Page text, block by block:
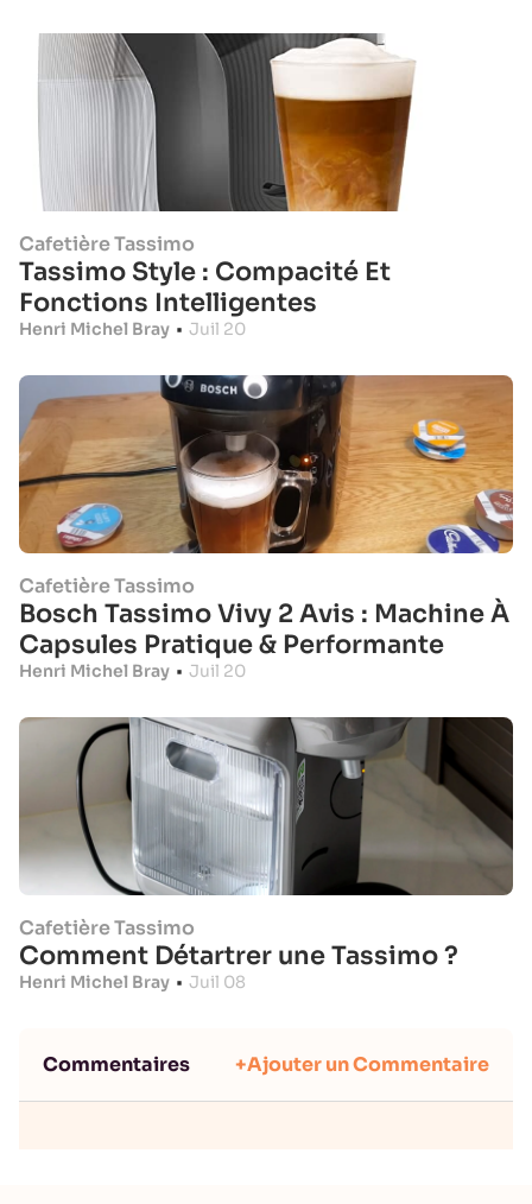
Cafetière Tassimo
Tassimo Style : Compacité Et
Fonctions Intelligentes
Henri Michel Bray • Juil 20
Cafetière Tassimo
Bosch Tassimo Vivy 2 Avis : Machine À
Capsules Pratique & Performante
Henri Michel Bray • Juil 20
Cafetière Tassimo
Comment Détartrer une Tassimo ?
Henri Michel Bray • Juil 08
Commentaires +Ajouter un Commentaire